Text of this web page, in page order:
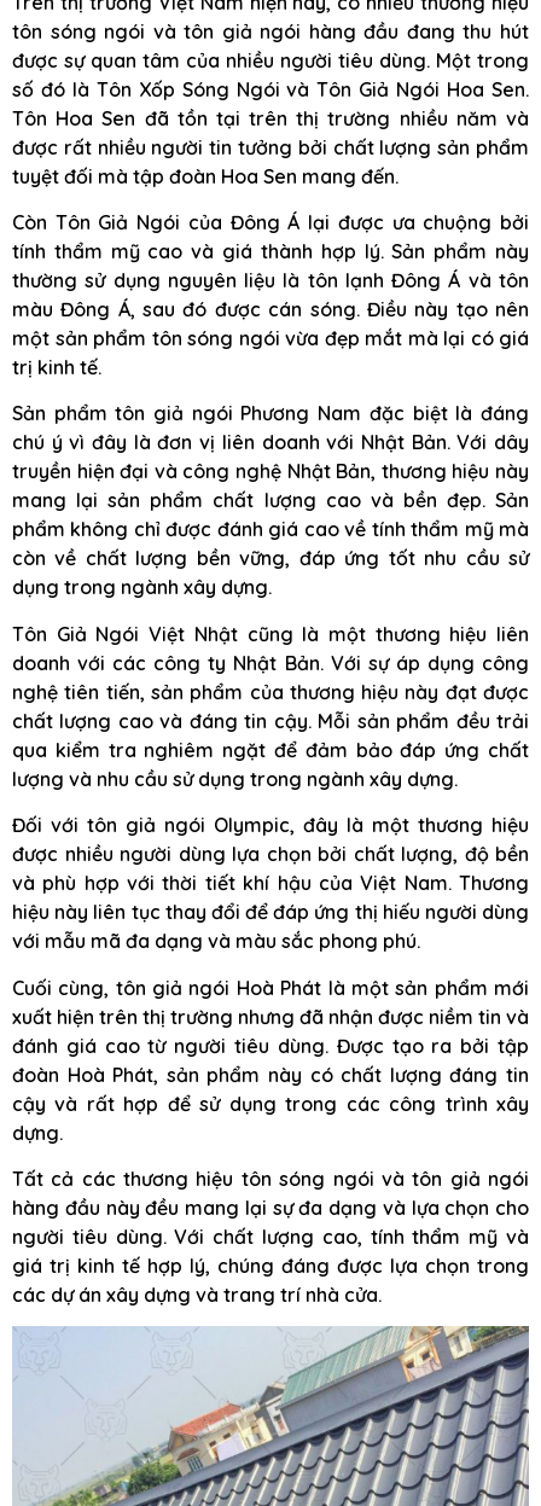
tôn sóng ngói và tôn giả ngói hàng đầu đang thu hút
được sự quan tâm của nhiều người tiêu dùng. Một trong
số đó là Tôn Xốp Sóng Ngói và Tôn Giả Ngói Hoa Sen.
Tôn Hoa Sen đã tồn tại trên thị trường nhiều năm và
được rất nhiều người tin tưởng bởi chất lượng sản phẩm
tuyệt đối mà tập đoàn Hoa Sen mang đến.
Còn Tôn Giả Ngói của Đông Á lại được ưa chuộng bởi
tính thẩm mỹ cao và giá thành hợp lý. Sản phẩm này
thường sử dụng nguyên liệu là tôn lạnh Đông Á và tôn
màu Đông Á, sau đó được cán sóng. Điều này tạo nên
một sản phẩm tôn sóng ngói vừa đẹp mắt mà lại có giá
trị kinh tế.
Sản phẩm tôn giả ngói Phương Nam đặc biệt là đáng
chú ý vì đây là đơn vị liên doanh với Nhật Bản. Với dây
truyền hiện đại và công nghệ Nhật Bản, thương hiệu này
mang lại sản phẩm chất lượng cao và bền đẹp. Sản
phẩm không chỉ được đánh giá cao về tính thẩm mỹ mà
còn về chất lượng bền vững, đáp ứng tốt nhu cầu sử
dụng trong ngành xây dựng.
Tôn Giả Ngói Việt Nhật cũng là một thương hiệu liên
doanh với các công ty Nhật Bản. Với sự áp dụng công
nghệ tiên tiến, sản phẩm của thương hiệu này đạt được
chất lượng cao và đáng tin cậy. Mỗi sản phẩm đều trải
qua kiểm tra nghiêm ngặt để đảm bảo đáp ứng chất
lượng và nhu cầu sử dụng trong ngành xây dựng.
Đối với tôn giả ngói Olympic, đây là một thương hiệu
được nhiều người dùng lựa chọn bởi chất lượng, độ bền
và phù hợp với thời tiết khí hậu của Việt Nam. Thương
hiệu này liên tục thay đổi để đáp ứng thị hiếu người dùng
với mẫu mã đa dạng và màu sắc phong phú.
Cuối cùng, tôn giả ngói Hoà Phát là một sản phẩm mới
xuất hiện trên thị trường nhưng đã nhận được niềm tin và
đánh giá cao từ người tiêu dùng. Được tạo ra bởi tập
đoàn Hoà Phát, sản phẩm này có chất lượng đáng tin
cậy và rất hợp để sử dụng trong các công trình xây
dựng.
Tất cả các thương hiệu tôn sóng ngói và tôn giả ngói
hàng đầu này đều mang lại sự đa dạng và lựa chọn cho
người tiêu dùng. Với chất lượng cao, tính thẩm mỹ và
giá trị kinh tế hợp lý, chúng đáng được lựa chọn trong
các dự án xây dựng và trang trí nhà cửa.